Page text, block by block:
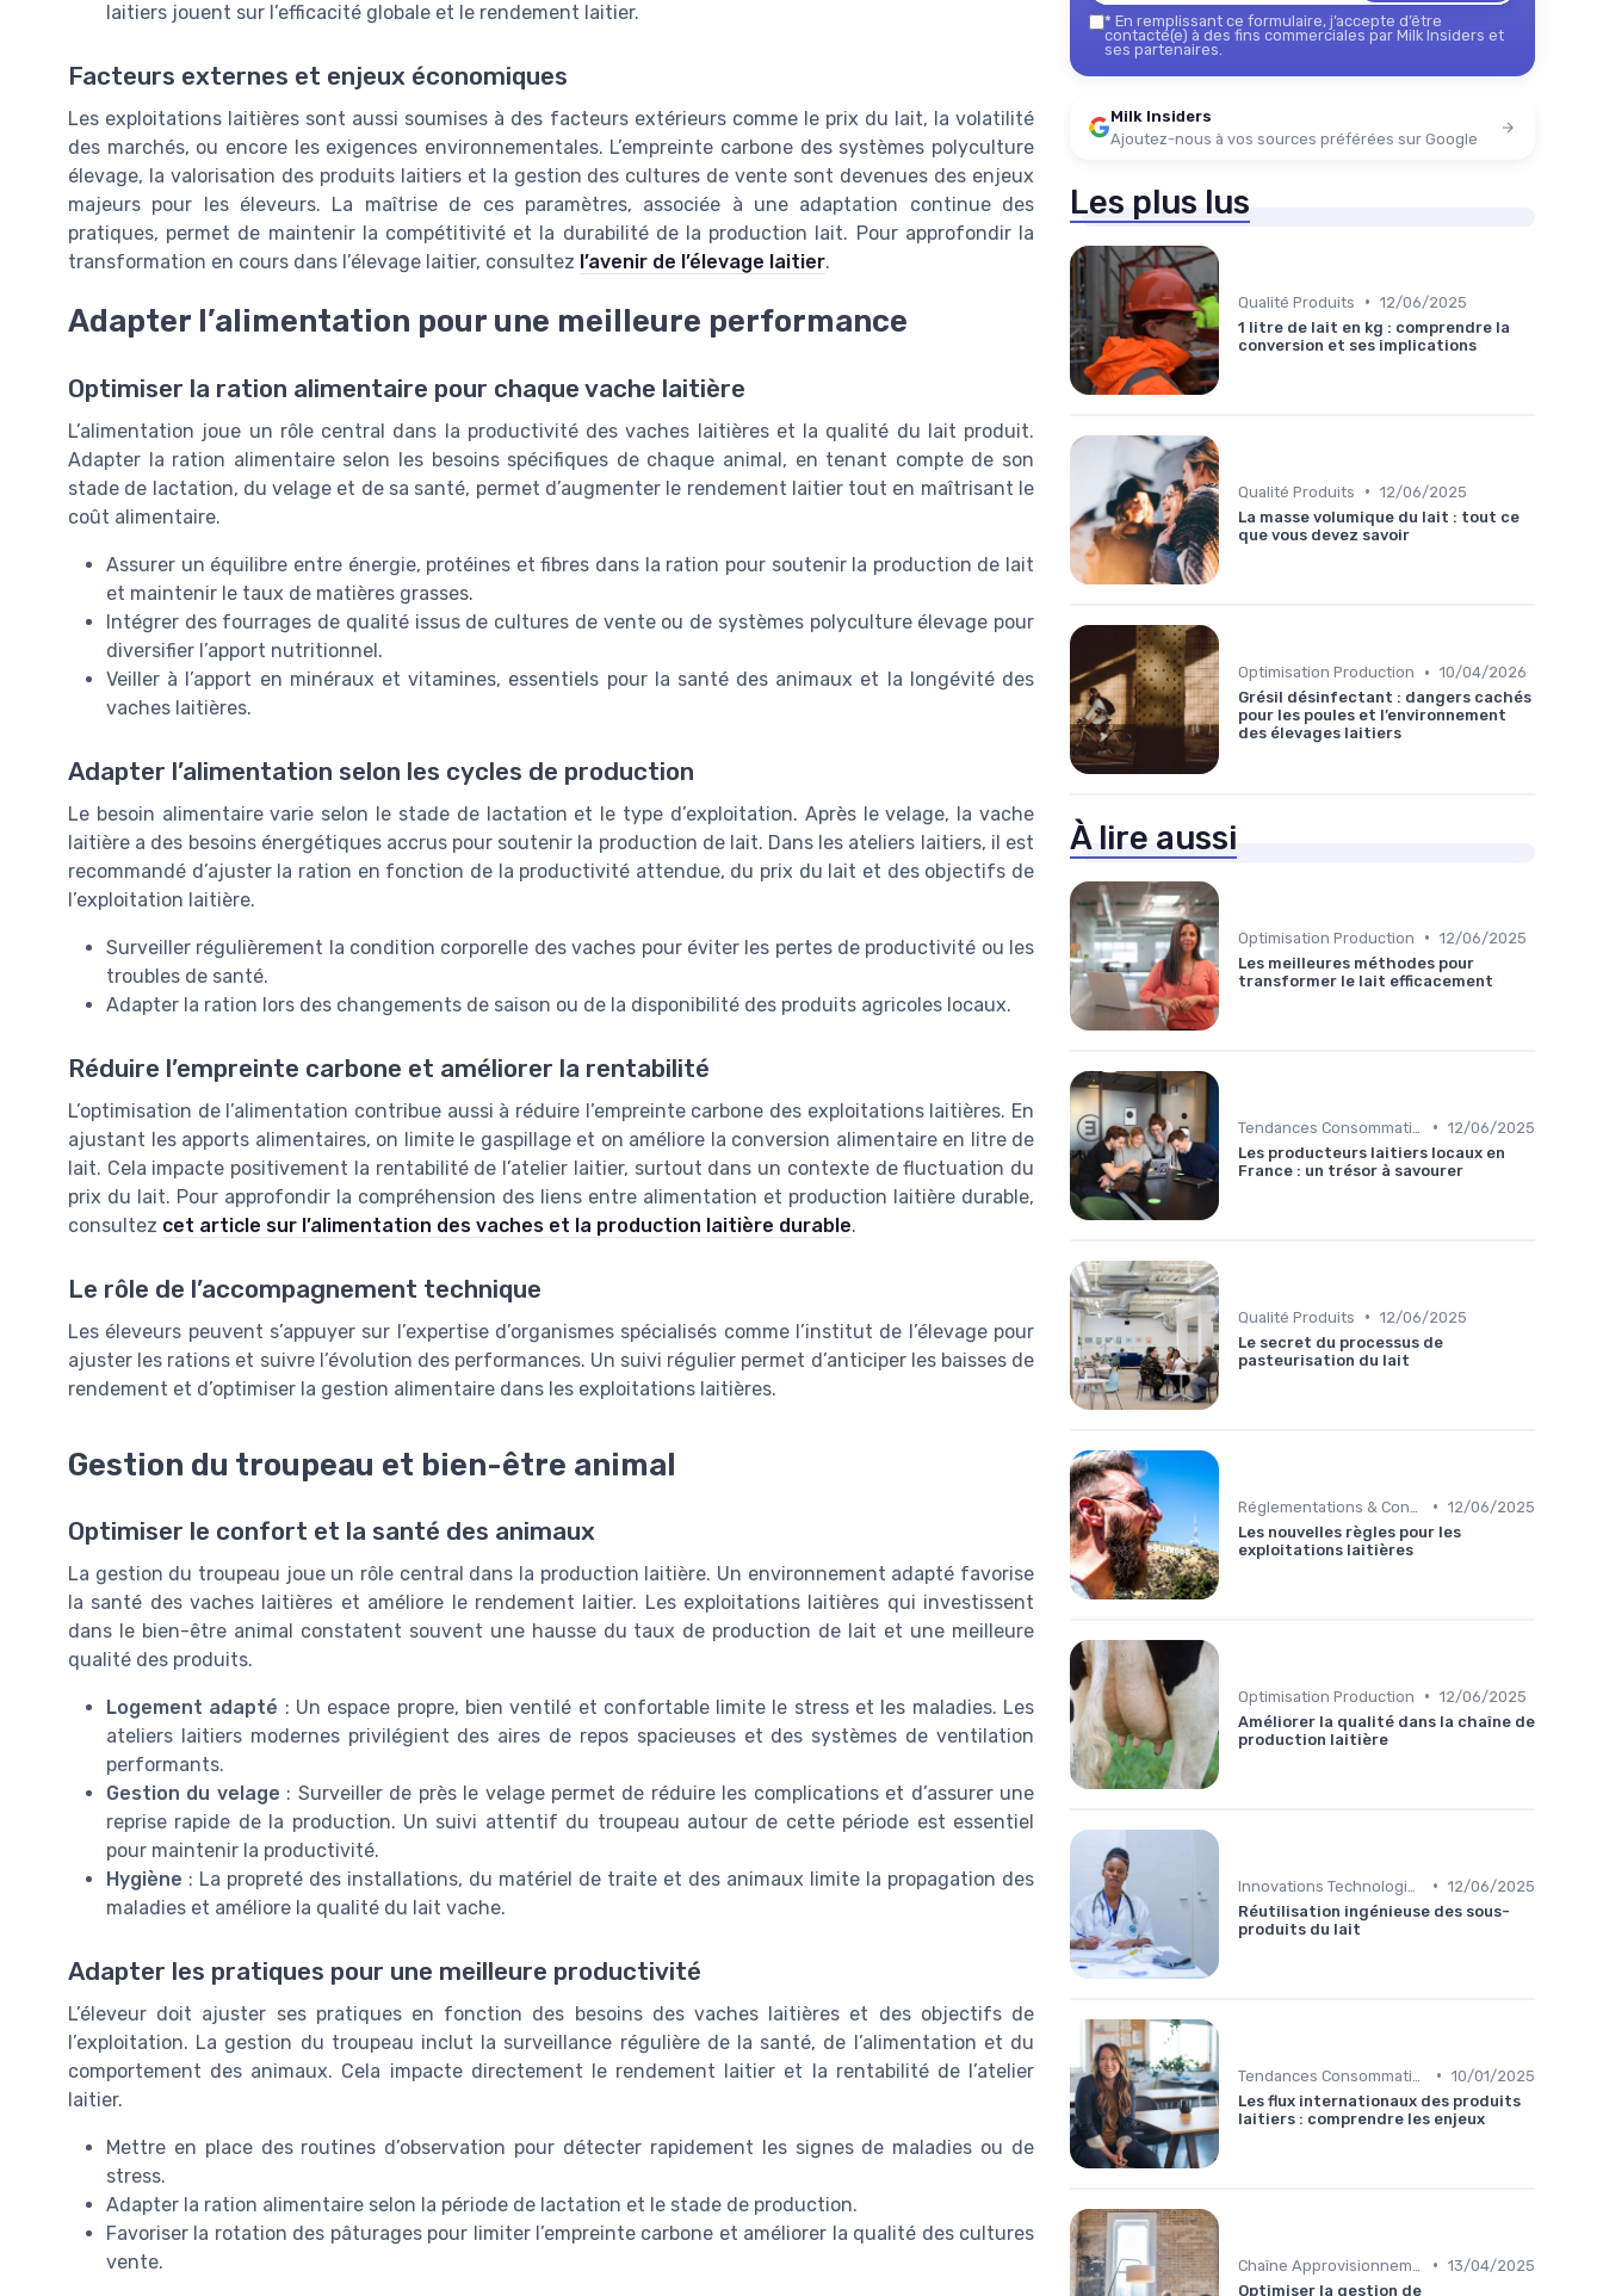
laitiers jouent sur l’efficacité globale et le rendement laitier.
Facteurs externes et enjeux économiques
Les exploitations laitières sont aussi soumises à des facteurs extérieurs comme le prix du lait, la volatilité
des marchés, ou encore les exigences environnementales. L’empreinte carbone des systèmes polyculture
élevage, la valorisation des produits laitiers et la gestion des cultures de vente sont devenues des enjeux
majeurs pour les éleveurs. La maîtrise de ces paramètres, associée à une adaptation continue des
pratiques, permet de maintenir la compétitivité et la durabilité de la production lait. Pour approfondir la
transformation en cours dans l’élevage laitier, consultez l’avenir de l’élevage laitier.
Adapter l’alimentation pour une meilleure performance
Optimiser la ration alimentaire pour chaque vache laitière
L’alimentation joue un rôle central dans la productivité des vaches laitières et la qualité du lait produit.
Adapter la ration alimentaire selon les besoins spécifiques de chaque animal, en tenant compte de son
stade de lactation, du velage et de sa santé, permet d’augmenter le rendement laitier tout en maîtrisant le
coût alimentaire.
Assurer un équilibre entre énergie, protéines et fibres dans la ration pour soutenir la production de lait
et maintenir le taux de matières grasses.
Intégrer des fourrages de qualité issus de cultures de vente ou de systèmes polyculture élevage pour
diversifier l’apport nutritionnel.
Veiller à l’apport en minéraux et vitamines, essentiels pour la santé des animaux et la longévité des
vaches laitières.
Adapter l’alimentation selon les cycles de production
Le besoin alimentaire varie selon le stade de lactation et le type d’exploitation. Après le velage, la vache
laitière a des besoins énergétiques accrus pour soutenir la production de lait. Dans les ateliers laitiers, il est
recommandé d’ajuster la ration en fonction de la productivité attendue, du prix du lait et des objectifs de
l’exploitation laitière.
Surveiller régulièrement la condition corporelle des vaches pour éviter les pertes de productivité ou les
troubles de santé.
Adapter la ration lors des changements de saison ou de la disponibilité des produits agricoles locaux.
Réduire l’empreinte carbone et améliorer la rentabilité
L’optimisation de l’alimentation contribue aussi à réduire l’empreinte carbone des exploitations laitières. En
ajustant les apports alimentaires, on limite le gaspillage et on améliore la conversion alimentaire en litre de
lait. Cela impacte positivement la rentabilité de l’atelier laitier, surtout dans un contexte de fluctuation du
prix du lait. Pour approfondir la compréhension des liens entre alimentation et production laitière durable,
consultez cet article sur l’alimentation des vaches et la production laitière durable.
Le rôle de l’accompagnement technique
Les éleveurs peuvent s’appuyer sur l’expertise d’organismes spécialisés comme l’institut de l’élevage pour
ajuster les rations et suivre l’évolution des performances. Un suivi régulier permet d’anticiper les baisses de
rendement et d’optimiser la gestion alimentaire dans les exploitations laitières.
Gestion du troupeau et bien-être animal
Optimiser le confort et la santé des animaux
La gestion du troupeau joue un rôle central dans la production laitière. Un environnement adapté favorise
la santé des vaches laitières et améliore le rendement laitier. Les exploitations laitières qui investissent
dans le bien-être animal constatent souvent une hausse du taux de production de lait et une meilleure
qualité des produits.
Logement adapté : Un espace propre, bien ventilé et confortable limite le stress et les maladies. Les
ateliers laitiers modernes privilégient des aires de repos spacieuses et des systèmes de ventilation
performants.
Gestion du velage : Surveiller de près le velage permet de réduire les complications et d’assurer une
reprise rapide de la production. Un suivi attentif du troupeau autour de cette période est essentiel
pour maintenir la productivité.
Hygiène : La propreté des installations, du matériel de traite et des animaux limite la propagation des
maladies et améliore la qualité du lait vache.
Adapter les pratiques pour une meilleure productivité
L’éleveur doit ajuster ses pratiques en fonction des besoins des vaches laitières et des objectifs de
l’exploitation. La gestion du troupeau inclut la surveillance régulière de la santé, de l’alimentation et du
comportement des animaux. Cela impacte directement le rendement laitier et la rentabilité de l’atelier
laitier.
Mettre en place des routines d’observation pour détecter rapidement les signes de maladies ou de
stress.
Adapter la ration alimentaire selon la période de lactation et le stade de production.
Favoriser la rotation des pâturages pour limiter l’empreinte carbone et améliorer la qualité des cultures
vente.
* En remplissant ce formulaire, j’accepte d’être
contacté(e) à des fins commerciales par Milk Insiders et
ses partenaires.
Milk Insiders
Ajoutez-nous à vos sources préférées sur Google
Les plus lus
Qualité Produits • 12/06/2025
1 litre de lait en kg : comprendre la
conversion et ses implications
Qualité Produits • 12/06/2025
La masse volumique du lait : tout ce
que vous devez savoir
Optimisation Production • 10/04/2026
Grésil désinfectant : dangers cachés
pour les poules et l’environnement
des élevages laitiers
À lire aussi
Optimisation Production • 12/06/2025
Les meilleures méthodes pour
transformer le lait efficacement
• 12/06/2025
Les producteurs laitiers locaux en
France : un trésor à savourer
Qualité Produits • 12/06/2025
Le secret du processus de
pasteurisation du lait
• 12/06/2025
Les nouvelles règles pour les
exploitations laitières
Optimisation Production • 12/06/2025
Améliorer la qualité dans la chaîne de
production laitière
• 12/06/2025
Réutilisation ingénieuse des sous-
produits du lait
• 10/01/2025
Les flux internationaux des produits
laitiers : comprendre les enjeux
• 13/04/2025
Optimiser la gestion de